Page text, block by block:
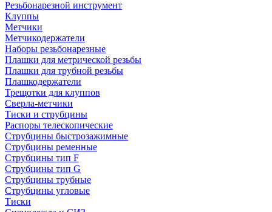
Резьбонарезной инструмент
Клуппы
Метчики
Метчикодержатели
Наборы резьбонарезные
Плашки для метрической резьбы
Плашки для трубной резьбы
Плашкодержатели
Трещотки для клуппов
Сверла-метчики
Тиски и струбцины
Распоры телескопические
Струбцины быстрозажимные
Струбцины ременные
Струбцины тип F
Струбцины тип G
Струбцины трубные
Струбцины угловые
Тиски